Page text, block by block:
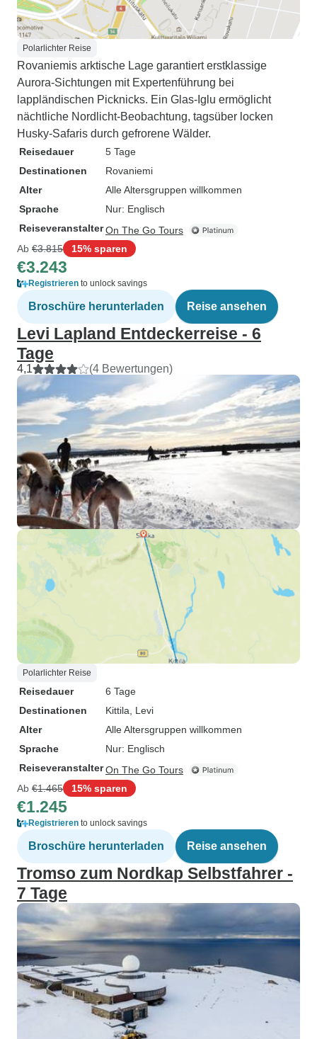
Polarlichter Reise
Rovaniemis arktische Lage garantiert erstklassige
Aurora-Sichtungen mit Expertenführung bei
lappländischen Picknicks. Ein Glas-Iglu ermöglicht
nächtliche Nordlicht-Beobachtung, tagsüber locken
Husky-Safaris durch gefrorene Wälder.
Reisedauer
5 Tage
Destinationen
Rovaniemi
Alter
Alle Altersgruppen willkommen
Sprache
Nur: Englisch
ReiseveranstalterOn The Go Tours
Ab €3.815 15% sparen
€3.243
Registrieren to unlock savings
Broschüre herunterladen Reise ansehen
Levi Lapland Entdeckerreise - 6
Tage
4,1 (4 Bewertungen)
Polarlichter Reise
Reisedauer
6 Tage
Destinationen
Kittila , Levi
Alter
Alle Altersgruppen willkommen
Sprache
Nur: Englisch
ReiseveranstalterOn The Go Tours
Ab €1.465 15% sparen
€1.245
Registrieren to unlock savings
Broschüre herunterladen Reise ansehen
Tromso zum Nordkap Selbstfahrer -
7 Tage